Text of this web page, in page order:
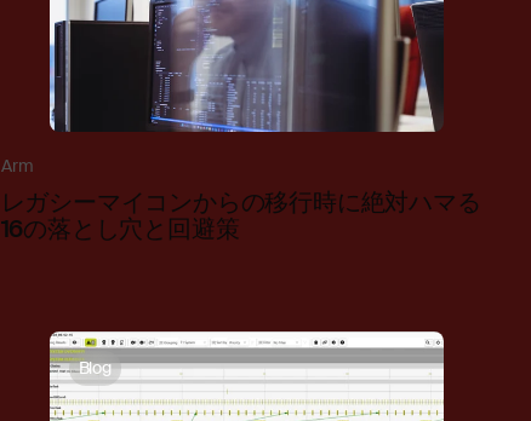
Arm
レガシーマイコンからの移行時に絶対ハマる
16の落とし穴と回避策
Blog